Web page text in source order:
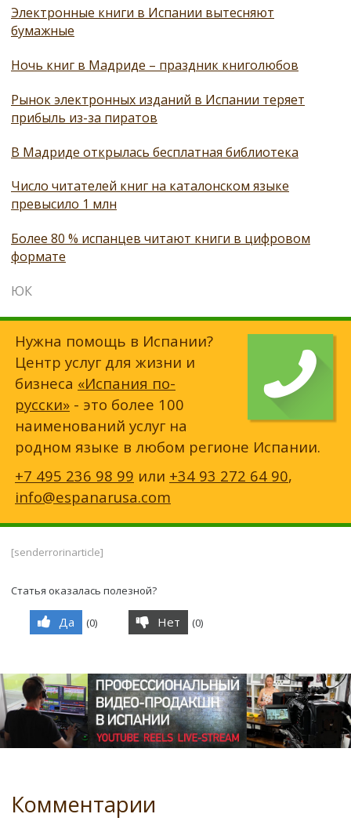
Электронные книги в Испании вытесняют
бумажные
Ночь книг в Мадриде – праздник книголюбов
Рынок электронных изданий в Испании теряет
прибыль из-за пиратов
В Мадриде открылась бесплатная библиотека
Число читателей книг на каталонском языке
превысило 1 млн
Более 80 % испанцев читают книги в цифровом
формате
ЮК
Нужна помощь в Испании?
Центр услуг для жизни и
бизнеса «Испания по-
русски» - это более 100
наименований услуг на
родном языке в любом регионе Испании.
+7 495 236 98 99 или +34 93 272 64 90,
info@espanarusa.com
[senderrorinarticle]
Статья оказалась полезной?
Да (0) Нет (0)
Комментарии